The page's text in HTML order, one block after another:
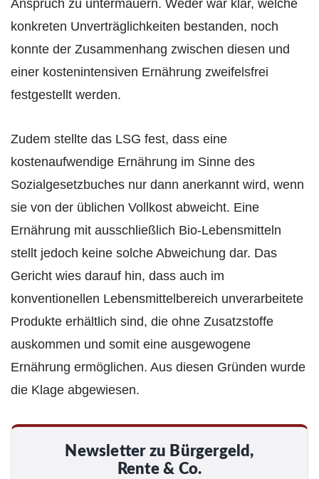
Anspruch zu untermauern. Weder war klar, welche
konkreten Unverträglichkeiten bestanden, noch
konnte der Zusammenhang zwischen diesen und
einer kostenintensiven Ernährung zweifelsfrei
festgestellt werden.
Zudem stellte das LSG fest, dass eine
kostenaufwendige Ernährung im Sinne des
Sozialgesetzbuches nur dann anerkannt wird, wenn
sie von der üblichen Vollkost abweicht. Eine
Ernährung mit ausschließlich Bio-Lebensmitteln
stellt jedoch keine solche Abweichung dar. Das
Gericht wies darauf hin, dass auch im
konventionellen Lebensmittelbereich unverarbeitete
Produkte erhältlich sind, die ohne Zusatzstoffe
auskommen und somit eine ausgewogene
Ernährung ermöglichen. Aus diesen Gründen wurde
die Klage abgewiesen.
Newsletter zu Bürgergeld,
Rente & Co.